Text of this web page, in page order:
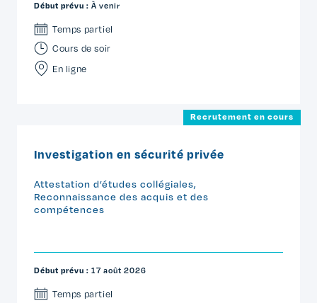
Début prévu : À venir
Temps partiel
Cours de soir
En ligne
Recrutement en cours
Investigation en sécurité privée
Attestation d’études collégiales,
Reconnaissance des acquis et des
compétences
Début prévu : 17 août 2026
Temps partiel